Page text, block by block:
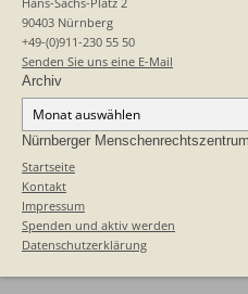
90403 Nürnberg
+49-(0)911-230 55 50
Senden Sie uns eine E-Mail
Archiv
Nürnberger Menschenrechtszentrum
Startseite
Kontakt
Impressum
Spenden und aktiv werden
Datenschutzerklärung